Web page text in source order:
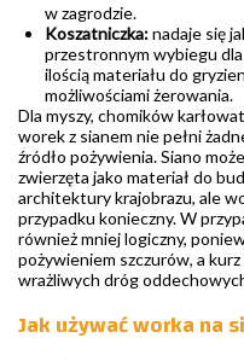
w zagrodzie.
Koszatniczka:nadaje się
przestronnym wybiegu
ilością materiału do
możliwościami żerowania.
Dla myszy, chomików
worek z sianem nie pełni
źródło pożywienia. Siano
zwierzęta jako materiał do
architektury krajobrazu, ale
przypadku konieczny. W
również mniej logiczny,
pożywieniem szczurów, a
wrażliwych dróg
Jak używać worka na